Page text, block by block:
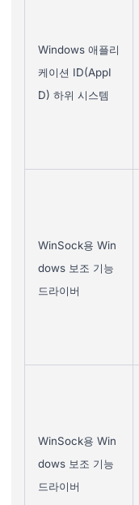
Windows 애플리
케이션 ID(AppI
D) 하위 시스템
WinSock용 Win
dows 보조 기능
드라이버
WinSock용 Win
dows 보조 기능
드라이버